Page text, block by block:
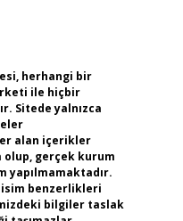
herhangi bir
ile hiçbir
Sitede yalnızca
alan içerikler
gerçek kurum
yapılmamaktadır.
benzerlikleri
bilgiler taslak